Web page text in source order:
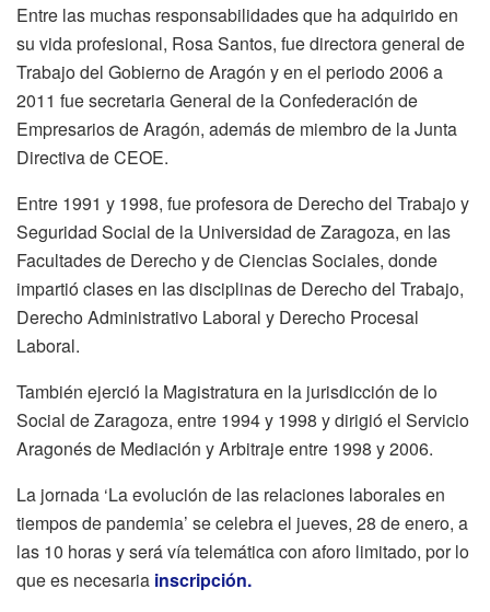
Entre las muchas responsabilidades que ha adquirido en
su vida profesional, Rosa Santos, fue directora general de
Trabajo del Gobierno de Aragón y en el periodo 2006 a
2011 fue secretaria General de la Confederación de
Empresarios de Aragón, además de miembro de la Junta
Directiva de CEOE.
Entre 1991 y 1998, fue profesora de Derecho del Trabajo y
Seguridad Social de la Universidad de Zaragoza, en las
Facultades de Derecho y de Ciencias Sociales, donde
impartió clases en las disciplinas de Derecho del Trabajo,
Derecho Administrativo Laboral y Derecho Procesal
Laboral.
También ejerció la Magistratura en la jurisdicción de lo
Social de Zaragoza, entre 1994 y 1998 y dirigió el Servicio
Aragonés de Mediación y Arbitraje entre 1998 y 2006.
La jornada ‘La evolución de las relaciones laborales en
tiempos de pandemia’ se celebra el jueves, 28 de enero, a
las 10 horas y será vía telemática con aforo limitado, por lo
que es necesaria inscripción.